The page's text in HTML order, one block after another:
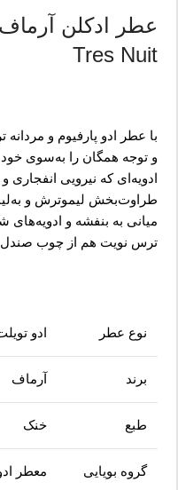
Tres Nuit
با عطر ادو پارفیوم و
و توجه همگان را به‌سوی
ادویه‌ای که نیرویی انفجاری و
طراوت‌بخش لیموترش و
میانی به بنفشه و
ترس نویت هم از چوب صندل
نوع عطر ادو
برند آرماف
طبع خنک
گروه بویایی معطر